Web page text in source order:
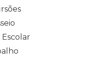
Escolar